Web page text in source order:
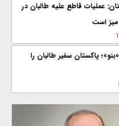
عملیات قاطع علیه طالبان در
میز است
«بنو»؛ پاکستان سفیر طالبان را